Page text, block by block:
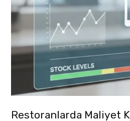
Restoranlarda Maliyet